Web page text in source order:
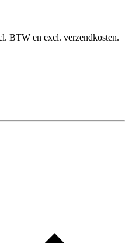
BTW en excl. verzendkosten.